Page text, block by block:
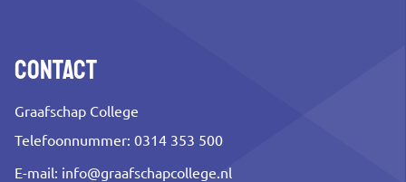
Contact
Graafschap College
Telefoonnummer: 0314 353 500
E-mail: info@graafschapcollege.nl